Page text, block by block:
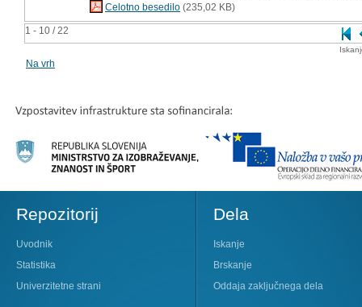
1 - 10 / 22
Celotno besedilo (235,02 KB)
Na vrh
Repozitorij
Uvodnik
Statistika
Univerzitetne strani
Dela
Iskanje
Brskanje
Oddaja zaključnega dela